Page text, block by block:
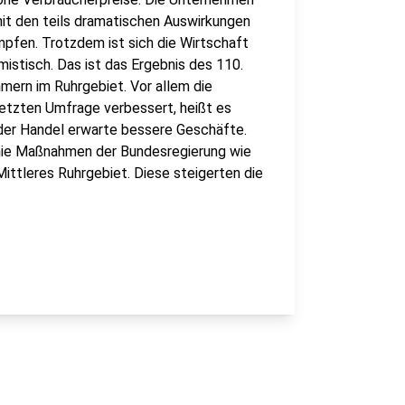
den teils dramatischen Auswirkungen
Trotzdem ist sich die Wirtschaft
Das ist das Ergebnis des 110.
im Ruhrgebiet. Vor allem die
Umfrage verbessert, heißt es
Handel erwarte bessere Geschäfte.
Maßnahmen der Bundesregierung wie
Ruhrgebiet. Diese steigerten die